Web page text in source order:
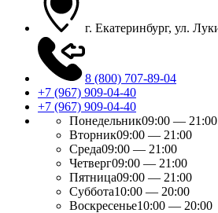
г. Екатеринбург, ул.
8 (800) 707-89-04
+7 (967) 909-04-40
+7 (967) 909-04-40
Понедельник09:00 — 21:00
Вторник09:00 — 21:00
Среда09:00 — 21:00
Четверг09:00 — 21:00
Пятница09:00 — 21:00
Суббота10:00 — 20:00
Воскресенье10:00 — 20:00